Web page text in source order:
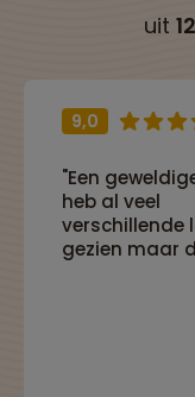
uit
9,0
"Een
heb al veel
verschillende
gezien maar